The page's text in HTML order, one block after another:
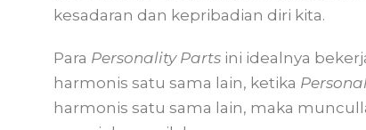
kesadaran dan kepribadian diri kita.
Para Personality Parts ini idealnya
harmonis satu sama lain, ketika
harmonis satu sama lain, maka